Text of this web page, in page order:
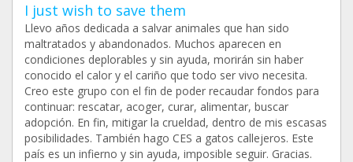
I just wish to save them
Llevo años dedicada a salvar animales que han sido
maltratados y abandonados. Muchos aparecen en
condiciones deplorables y sin ayuda, morirán sin haber
conocido el calor y el cariño que todo ser vivo necesita.
Creo este grupo con el fin de poder recaudar fondos para
continuar: rescatar, acoger, curar, alimentar, buscar
adopción. En fin, mitigar la crueldad, dentro de mis escasas
posibilidades. También hago CES a gatos callejeros. Este
país es un infierno y sin ayuda, imposible seguir. Gracias.